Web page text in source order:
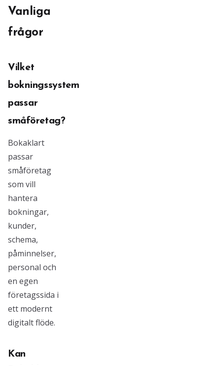
Vanliga
frågor
Vilket
bokningssystem
passar
småföretag?
Bokaklart
passar
småföretag
som vill
hantera
bokningar,
kunder,
schema,
påminnelser,
personal och
en egen
företagssida i
ett modernt
digitalt flöde.
Kan